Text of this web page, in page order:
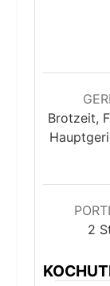
Brotzeit,
2